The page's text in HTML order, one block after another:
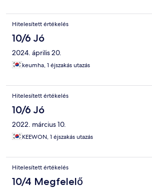
Hitelesített értékelés
10/6 Jó
2024. április 20.
keumha, 1 éjszakás utazás
Hitelesített értékelés
10/6 Jó
2022. március 10.
KEEWON, 1 éjszakás utazás
Hitelesített értékelés
10/4 Megfelelő